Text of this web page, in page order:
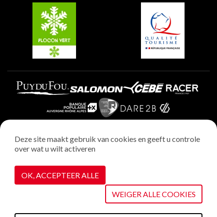
Plagne Villages
Plagne Aime 2000
Wettelijke vermeldingen
Privacybeleid
Realisatie : StudioJuillet
Cookiebeheer
Deze site maakt gebruik van cookies en geeft u controle
over wat u wilt activeren
OK, ACCEPTEER ALLE
WEIGER ALLE COOKIES